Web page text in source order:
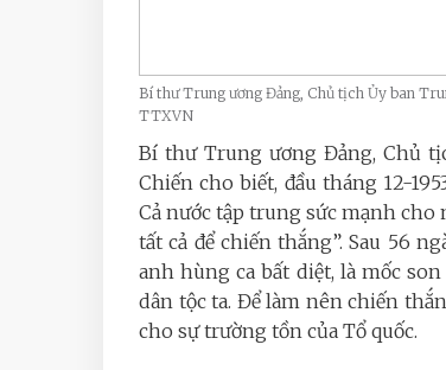
Bí thư Trung ương Đảng, Chủ tịch Ủy ban
TTXVN
Bí thư Trung ương Đảng, Chủ
Chiến cho biết, đầu tháng 12-
Cả nước tập trung sức mạnh cho
tất cả để chiến thắng”. Sau 56
anh hùng ca bất diệt, là mốc
dân tộc ta. Để làm nên chiến
cho sự trường tồn của Tổ quốc.